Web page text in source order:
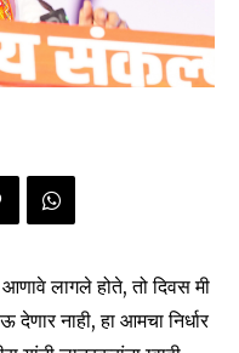
लागले होते, तो दिवस मी
नाही, हा आमचा निर्धार